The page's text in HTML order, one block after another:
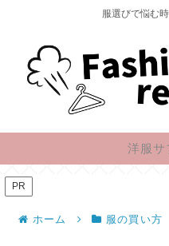
服選びで悩む
洋服サ
PR
ホーム 服の買い方